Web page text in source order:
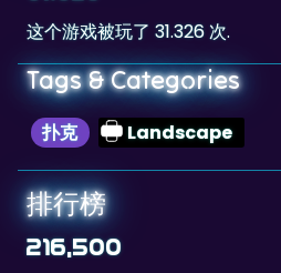
Tags & Categories
扑克 Landscape
排行榜
216,500
The highscore for this game is
bykkaatje73